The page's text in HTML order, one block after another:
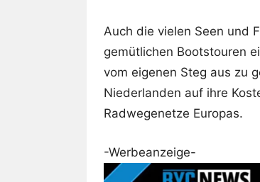
Auch die vielen Seen und
gemütlichen Bootstouren
vom eigenen Steg aus zu
Niederlanden auf ihre
Radwegenetze Europas.
-Werbeanzeige-